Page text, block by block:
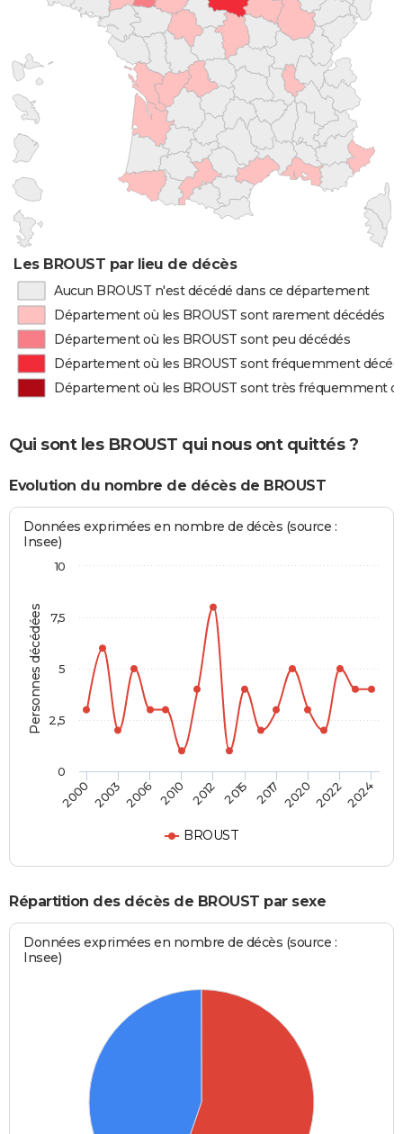
Les BROUST par lieu de décès
Aucun BROUST n'est décédé dans ce département
Département où les BROUST sont rarement décédés
Département où les BROUST sont peu décédés
Département où les BROUST sont fréquemment
Département où les BROUST sont très fréquemment
Qui sont les BROUST qui nous ont quittés ?
Evolution du nombre de décès de BROUST
Personnes décédées
Données exprimées en nombre de décès (source :
Insee)
BROUST
2000 20032006 2010 2012 2015 2017 202020222024
0
10
2,5
5
7,5
Répartition des décès de BROUST par sexe
Données exprimées en nombre de décès (source :
Insee)